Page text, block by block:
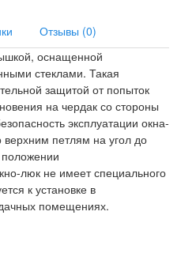
Отзывы (0)
оснащенной
стеклами. Такая
защитой от попыток
на чердак со стороны
эксплуатации окна-
петлям на угол до
люк не имеет специального
к установке в
помещениях.